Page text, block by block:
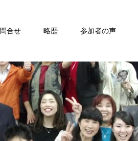
合せ 略歴 参加者の声